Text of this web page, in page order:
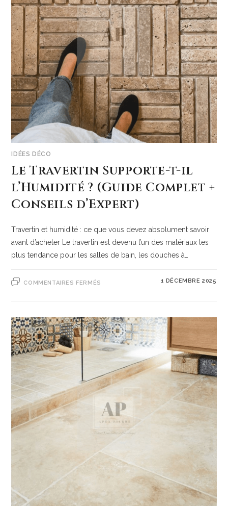
IDÉES DÉCO
Le Travertin Supporte-t-il
l’Humidité ? (Guide Complet +
Conseils d’Expert)
Travertin et humidité : ce que vous devez absolument savoir
avant d’acheter Le travertin est devenu l’un des matériaux les
plus tendance pour les salles de bain, les douches à…
COMMENTAIRES FERMÉS 1 DÉCEMBRE 2025